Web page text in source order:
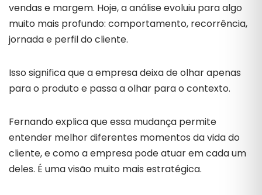
vendas e margem. Hoje, a análise evoluiu para algo
muito mais profundo: comportamento, recorrência,
jornada e perfil do cliente.
Isso significa que a empresa deixa de olhar apenas
para o produto e passa a olhar para o contexto.
Fernando explica que essa mudança permite
entender melhor diferentes momentos da vida do
cliente, e como a empresa pode atuar em cada um
deles. É uma visão muito mais estratégica.